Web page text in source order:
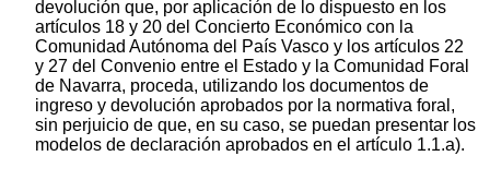
devolución que, por aplicación de lo dispuesto en los
artículos 18 y 20 del Concierto Económico con la
Comunidad Autónoma del País Vasco y los artículos 22
y 27 del Convenio entre el Estado y la Comunidad Foral
de Navarra, proceda, utilizando los documentos de
ingreso y devolución aprobados por la normativa foral,
sin perjuicio de que, en su caso, se puedan presentar los
modelos de declaración aprobados en el artículo 1.1.a).